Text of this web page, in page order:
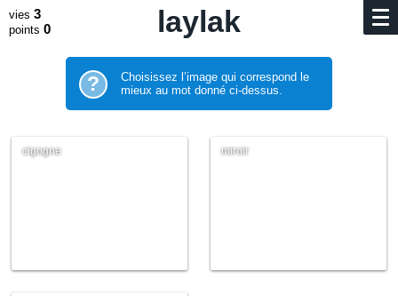
vies 3
points 0 laylak
?
Choisissez l’image qui correspond le
mieux au mot donné ci-dessus.
cigogne miroir